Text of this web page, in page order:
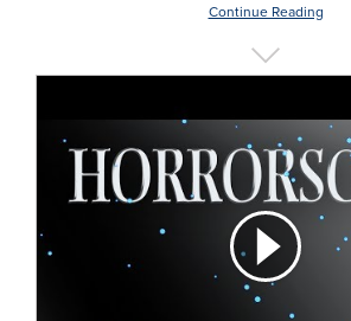
Continue Reading